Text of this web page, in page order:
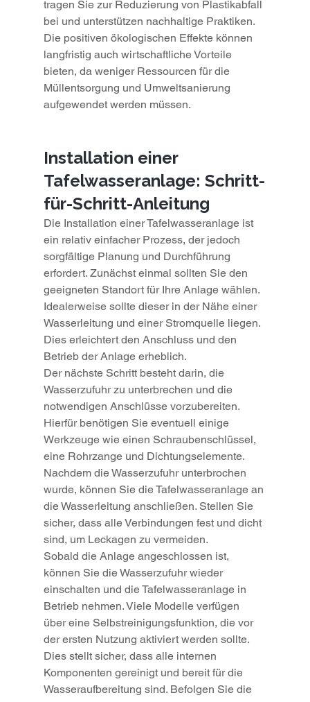
tragen Sie zur Reduzierung von Plastikabfall
bei und unterstützen nachhaltige Praktiken.
Die positiven ökologischen Effekte können
langfristig auch wirtschaftliche Vorteile
bieten, da weniger Ressourcen für die
Müllentsorgung und Umweltsanierung
aufgewendet werden müssen.
Installation einer
Tafelwasseranlage: Schritt-
für-Schritt-Anleitung
Die Installation einer Tafelwasseranlage ist
ein relativ einfacher Prozess, der jedoch
sorgfältige Planung und Durchführung
erfordert. Zunächst einmal sollten Sie den
geeigneten Standort für Ihre Anlage wählen.
Idealerweise sollte dieser in der Nähe einer
Wasserleitung und einer Stromquelle liegen.
Dies erleichtert den Anschluss und den
Betrieb der Anlage erheblich.
Der nächste Schritt besteht darin, die
Wasserzufuhr zu unterbrechen und die
notwendigen Anschlüsse vorzubereiten.
Hierfür benötigen Sie eventuell einige
Werkzeuge wie einen Schraubenschlüssel,
eine Rohrzange und Dichtungselemente.
Nachdem die Wasserzufuhr unterbrochen
wurde, können Sie die Tafelwasseranlage an
die Wasserleitung anschließen. Stellen Sie
sicher, dass alle Verbindungen fest und dicht
sind, um Leckagen zu vermeiden.
Sobald die Anlage angeschlossen ist,
können Sie die Wasserzufuhr wieder
einschalten und die Tafelwasseranlage in
Betrieb nehmen. Viele Modelle verfügen
über eine Selbstreinigungsfunktion, die vor
der ersten Nutzung aktiviert werden sollte.
Dies stellt sicher, dass alle internen
Komponenten gereinigt und bereit für die
Wasseraufbereitung sind. Befolgen Sie die